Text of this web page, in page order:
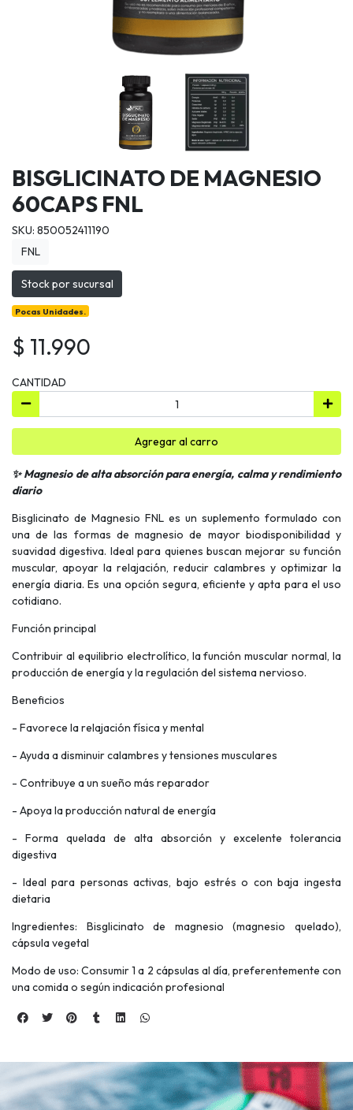
BISGLICINATO DE MAGNESIO
60CAPS FNL
SKU: 850052411190
FNL
Stock por sucursal
Pocas Unidades.
$ 11.990
CANTIDAD
Agregar al carro
✨ Magnesio de alta absorción para energía, calma y rendimiento
diario
Bisglicinato de Magnesio FNL es un suplemento formulado con
una de las formas de magnesio de mayor biodisponibilidad y
suavidad digestiva. Ideal para quienes buscan mejorar su función
muscular, apoyar la relajación, reducir calambres y optimizar la
energía diaria. Es una opción segura, eficiente y apta para el uso
cotidiano.
Función principal
Contribuir al equilibrio electrolítico, la función muscular normal, la
producción de energía y la regulación del sistema nervioso.
Beneficios
- Favorece la relajación física y mental
- Ayuda a disminuir calambres y tensiones musculares
- Contribuye a un sueño más reparador
- Apoya la producción natural de energía
- Forma quelada de alta absorción y excelente tolerancia
digestiva
- Ideal para personas activas, bajo estrés o con baja ingesta
dietaria
Ingredientes: Bisglicinato de magnesio (magnesio quelado),
cápsula vegetal
Modo de uso: Consumir 1 a 2 cápsulas al día, preferentemente con
una comida o según indicación profesional